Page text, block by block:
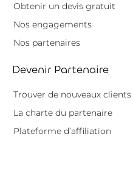
Obtenir un devis gratuit
Nos engagements
Nos partenaires
Devenir Partenaire
Trouver de nouveaux clients
La charte du partenaire
Plateforme d’affiliation